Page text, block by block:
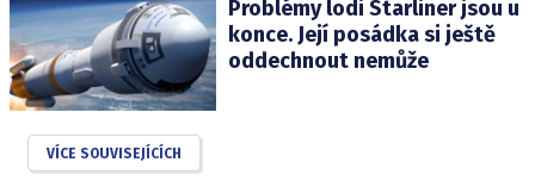
Problémy lodi Starliner jsou u
konce. Její posádka si ještě
oddechnout nemůže
VÍCE SOUVISEJÍCÍCH